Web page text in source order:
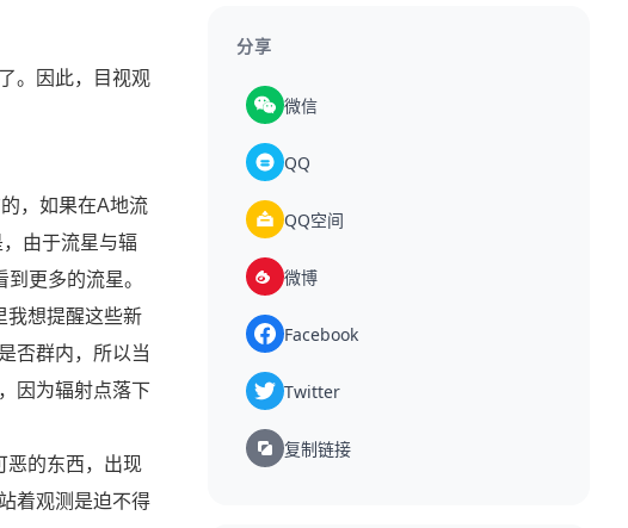
。因此，目视观
，如果在A地流
由于流星与辐
更多的流星。
我想提醒这些新
否群内，所以当
因为辐射点落下
恶的东西，出现
着观测是迫不得
分享
微信
QQ
QQ空间
微博
Facebook
Twitter
复制链接